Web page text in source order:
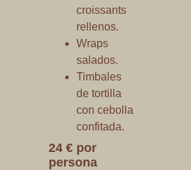
croissants
rellenos.
Wraps
salados.
Timbales
de tortilla
con cebolla
confitada.
24 € por
persona